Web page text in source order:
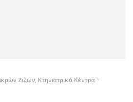
Ζώων, Κτηνιατρικά Κέντρα -